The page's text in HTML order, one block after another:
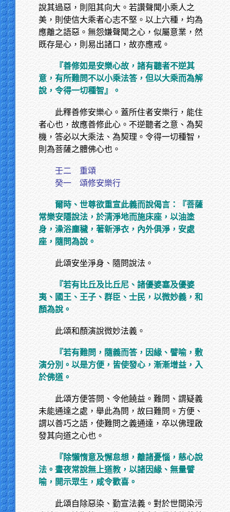
說其過惡，則阻其向大。若讚聲聞小乘人之
美，則使信大乘者心志不堅。以上六種，均為
應離之語惡。無怨嫌聲聞之心，似屬意業，然
既存是心，則易出諸口，故亦應戒。
『善修如是安樂心故，諸有聽者不逆其
意，有所難問不以小乘法答，但以大乘而為解
說，令得一切種智』。
此釋善修安樂心。蓋所住者安樂行，能住
者心也，故應善修此心。不逆聽者之意、為契
機，答必以大乘法、為契理。令得一切種智，
則為菩薩之體佛心也。
壬二 重頌
癸一 頌修安樂行
爾時、世尊欲重宣此義而說偈言：『菩薩
常樂安隱說法，於清淨地而施床座，以油塗
身，澡浴塵穢，著新淨衣，內外俱淨，安處
座，隨問為說。
此頌安坐淨身、隨問說法。
『若有比丘及比丘尼、諸優婆塞及優婆
夷、國王、王子、群臣、士民，以微妙義，和
顏為說。
此頌和顏演說微妙法義。
『若有難問，隨義而答，因緣、譬喻，敷
演分別。以是方便，皆使發心，漸漸增益，入
於佛道。
此頌方便答問、令他饒益。難問、謂疑義
未能通達之處，舉此為問，故曰難問。方便、
謂以善巧之語，使難問之義通達，卒以佛理啟
發其向道之心也。
『除懶惰意及懈怠想，離諸憂惱，慈心說
法。晝夜常說無上道教，以諸因緣、無量譬
喻，開示眾生，咸令歡喜。
此頌自除惡染、勤宣法義。對於世間染污